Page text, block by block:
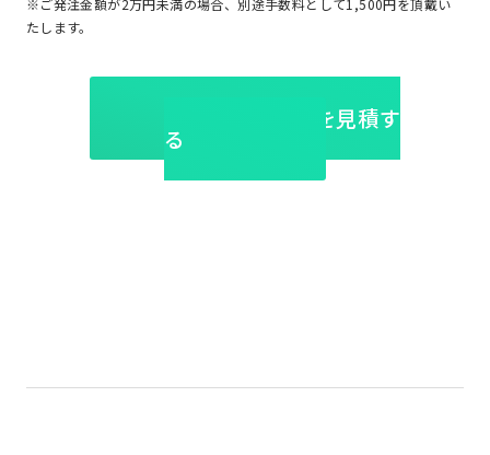
※ご発注金額が2万円未満の場合、別途手数料として1,500円を頂戴い
たします。
交換部品を見積す
る